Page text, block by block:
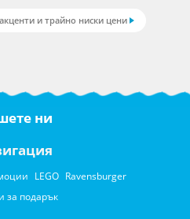
и трайно ниски цени
ни
LEGO Ravensburger
за подарък